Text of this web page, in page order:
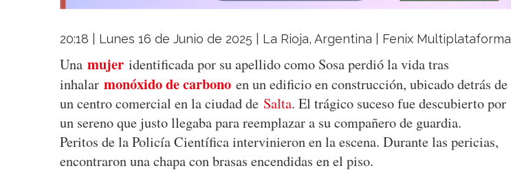
20:18 | Lunes 16 de Junio de 2025 | La Rioja, Argentina | Fenix Multiplataforma
Una mujer identificada por su apellido como Sosa perdió la vida tras
inhalar monóxido de carbono en un edificio en construcción, ubicado detrás de
un centro comercial en la ciudad de Salta. El trágico suceso fue descubierto por
un sereno que justo llegaba para reemplazar a su compañero de guardia.
Peritos de la Policía Científica intervinieron en la escena. Durante las pericias,
encontraron una chapa con brasas encendidas en el piso.